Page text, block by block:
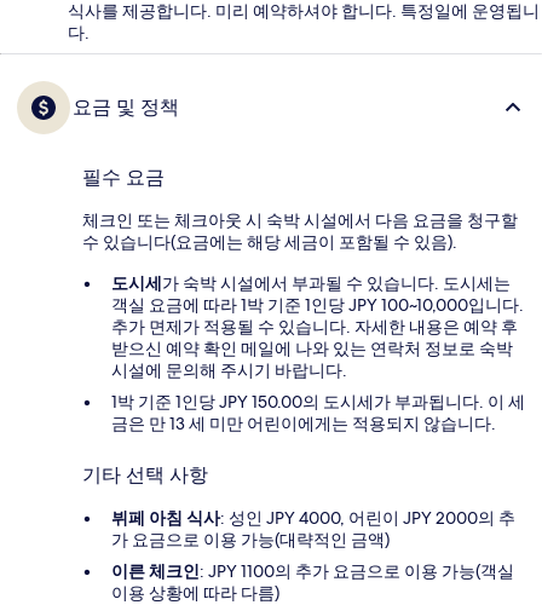
식사를 제공합니다. 미리 예약하셔야 합니다. 특정일에 운영됩니
다.
요금 및 정책
필수 요금
체크인 또는 체크아웃 시 숙박 시설에서 다음 요금을 청구할
수 있습니다(요금에는 해당 세금이 포함될 수 있음).
도시세가 숙박 시설에서 부과될 수 있습니다. 도시세는
객실 요금에 따라 1박 기준 1인당 JPY 100~10,000입니다.
추가 면제가 적용될 수 있습니다. 자세한 내용은 예약 후
받으신 예약 확인 메일에 나와 있는 연락처 정보로 숙박
시설에 문의해 주시기 바랍니다.
1박 기준 1인당 JPY 150.00의 도시세가 부과됩니다. 이 세
금은 만 13 세 미만 어린이에게는 적용되지 않습니다.
기타 선택 사항
뷔페 아침 식사: 성인 JPY 4000, 어린이 JPY 2000의 추
가 요금으로 이용 가능(대략적인 금액)
이른 체크인: JPY 1100의 추가 요금으로 이용 가능(객실
이용 상황에 따라 다름)